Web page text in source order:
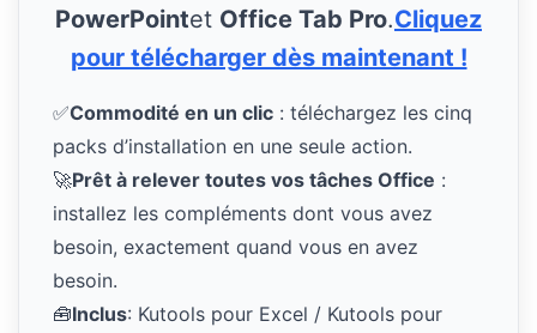
PowerPointet Office Tab Pro.Cliquez
pour télécharger dès maintenant !
✅Commodité en un clic : téléchargez les cinq
packs d’installation en une seule action.
🚀Prêt à relever toutes vos tâches Office :
installez les compléments dont vous avez
besoin, exactement quand vous en avez
besoin.
🧰Inclus: Kutools pour Excel / Kutools pour